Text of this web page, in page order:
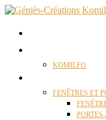
KOMILFO
FENÊTRES ET